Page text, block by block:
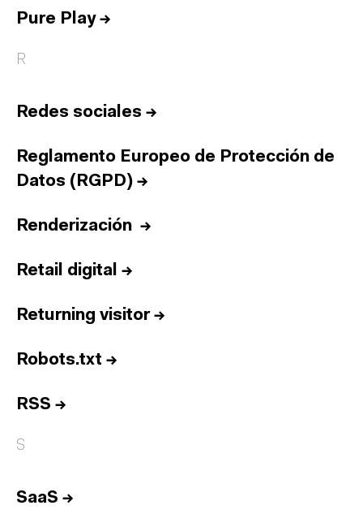
Pure Play→
R
Redes sociales →
Reglamento Europeo de Protección de
Datos (RGPD) →
Renderización →
Retail digital →
Returning visitor→
Robots.txt →
RSS →
S
SaaS →